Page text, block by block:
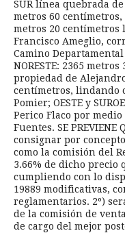
SUR línea quebrada
metros 60 centímetros,
metros 20 centímetros
Francisco Ameglio,
Camino
NORESTE: 2365
propiedad de Alejandro
centímetros, lindando
Pomier; OESTE y
Perico Flaco por
Fuentes. SE
consignar por
como la comisión del
3.66% de dicho precio
cumpliendo con lo
19889 modificativas,
reglamentarios. 2º)
de la comisión de
de cargo del mejor